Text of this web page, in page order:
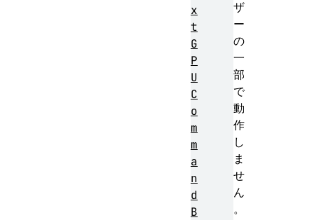
ザ
ー
の
一
部
で
動
作
し
ま
せ
ん
。
x
t
G
P
U
C
o
m
m
a
n
d
B